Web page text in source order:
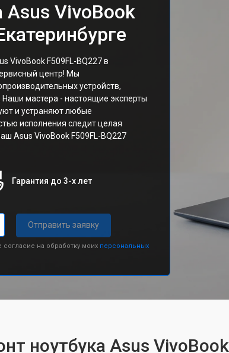
Asus VivoBook
VivoBook F509FL-BQ227 в
центр! Мы
устройств,
Наши мастера - настоящие эксперты
и устраняют любые
исполнения следит целая
Asus VivoBook F509FL-BQ227
Гарантия до 3-х лет
Отправить заявку
на обработку моих персональных
ноутбука Asus